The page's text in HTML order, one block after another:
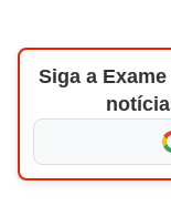
Siga a